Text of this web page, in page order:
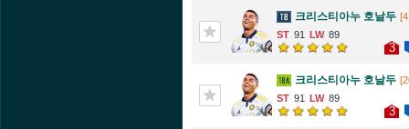
크리스티아누 호날두
91
89
3
크리스티아누 호날두
91
89
3